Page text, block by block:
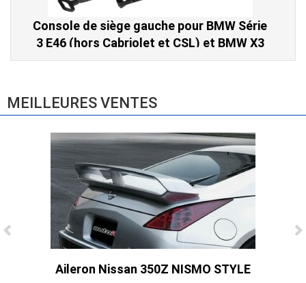
Ligne Cat-Back Active 4 Sorties avec
Console de siège gauche pour BMW Série
3 E46 (hors Cabriolet et CSL) et BMW X3
E83 (2004-2010)
MEILLEURES VENTES
Aileron Nissan 350Z NISMO STYLE